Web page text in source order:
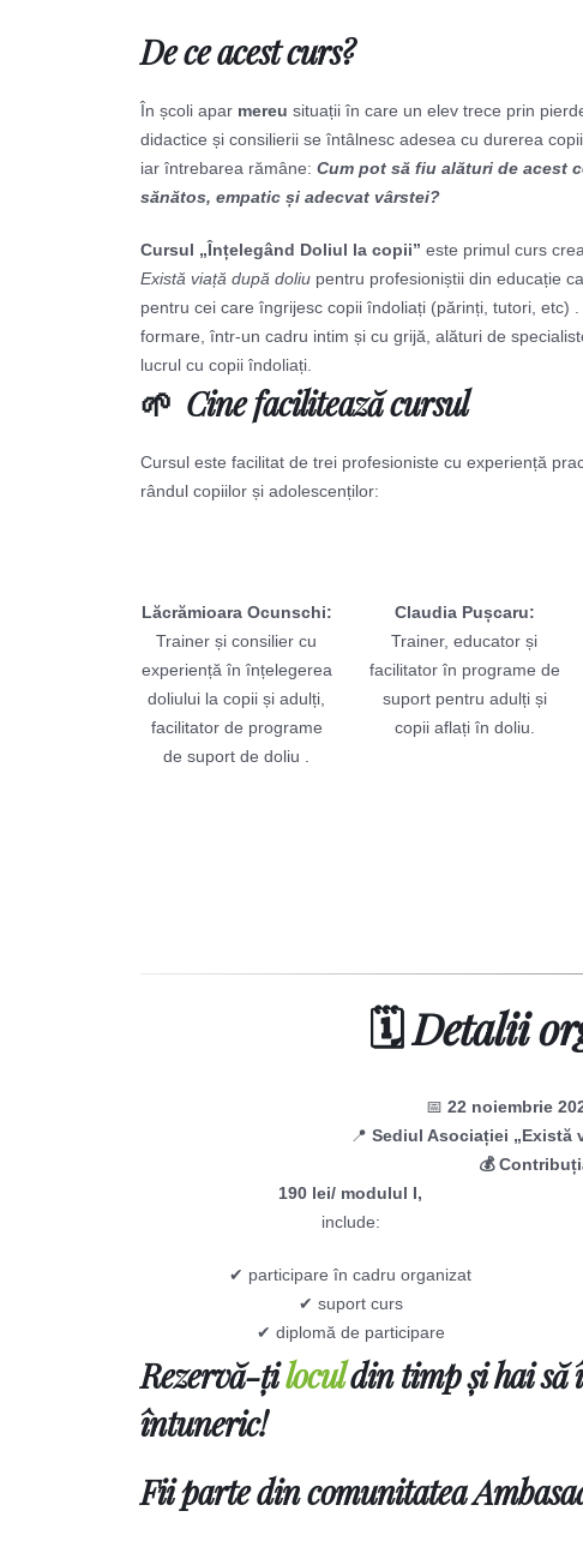
De ce acest curs?
În școli apar mereu situații în care un elev trece prin
didactice și consilierii se întâlnesc adesea cu durerea
iar întrebarea rămâne: Cum pot să fiu alături de acest
sănătos, empatic și adecvat vârstei?
Cursul „Înțelegând Doliul la copii” este primul curs
Există viață după doliu pentru profesioniștii din educație
pentru cei care îngrijesc copii îndoliați (părinți, tutori, etc)
formare, într-un cadru intim și cu grijă, alături de
lucrul cu copii îndoliați.
🌱 Cine facilitează cursul
Cursul este facilitat de trei profesioniste cu experiență
rândul copiilor și adolescenților:
Lăcrămioara Ocunschi:
Trainer și consilier cu
experiență în înțelegerea
doliului la copii și adulți,
facilitator de programe
de suport de doliu .
Claudia Pușcaru:
Trainer, educator și
facilitator în programe de
suport pentru adulți și
copii aflați în doliu.
🗓️ Detalii
📅 22 noiembrie
📍 Sediul Asociației „Există
💰
190 lei/ modulul I,
include:
✔ participare în cadru organizat
✔ suport curs
✔ diplomă de participare
Rezervă-țiloculdin timp și hai să
întuneric!
Fii parte dincomunitatea